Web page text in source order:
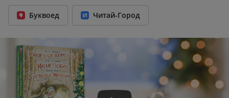
ISBN: 978-5-17-132598-5
Количество страниц: 32
Формат: 235x302 мм
Вес: 0.96 кг
Буквоед Читай-Город